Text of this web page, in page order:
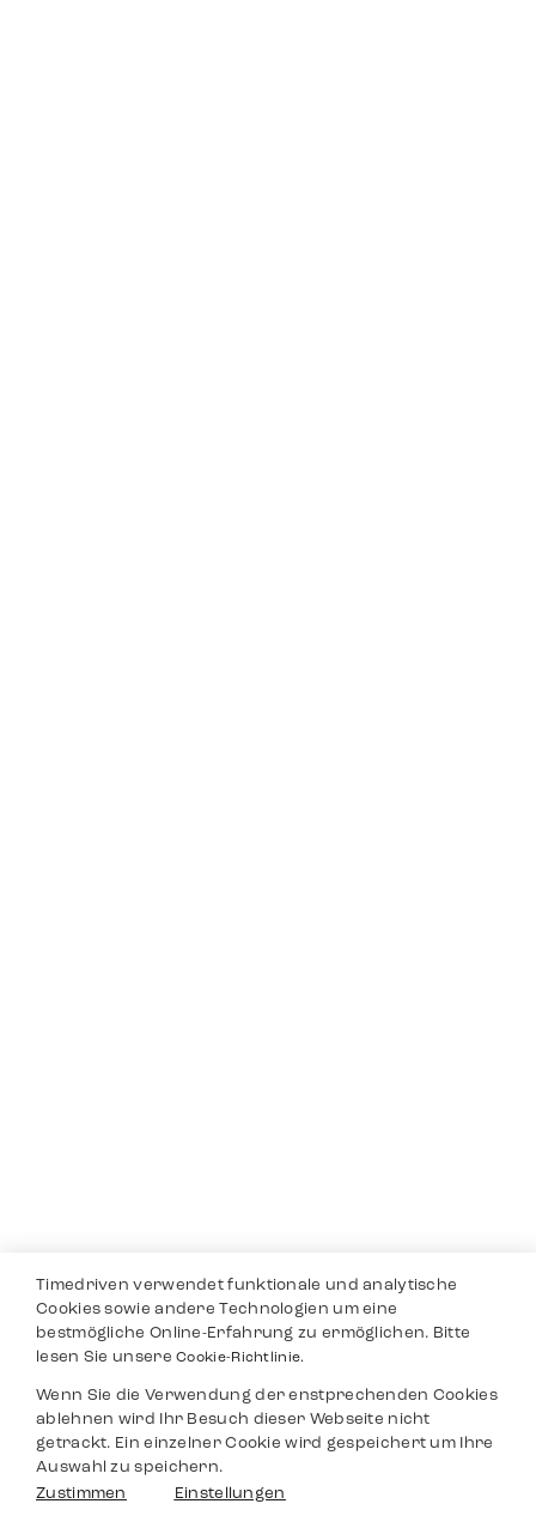
Timedriven verwendet funktionale und analytische
Cookies sowie andere Technologien um eine
bestmögliche Online-Erfahrung zu ermöglichen. Bitte
lesen Sie unsereCookie-Richtlinie.
Wenn Sie die Verwendung der enstprechenden Cookies
ablehnen wird Ihr Besuch dieser Webseite nicht
getrackt. Ein einzelner Cookie wird gespeichert um Ihre
Auswahl zu speichern.
Zustimmen
Einstellungen